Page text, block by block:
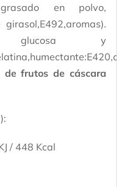
en polvo,
glucosa y
de frutos de cáscara
/ 448 Kcal